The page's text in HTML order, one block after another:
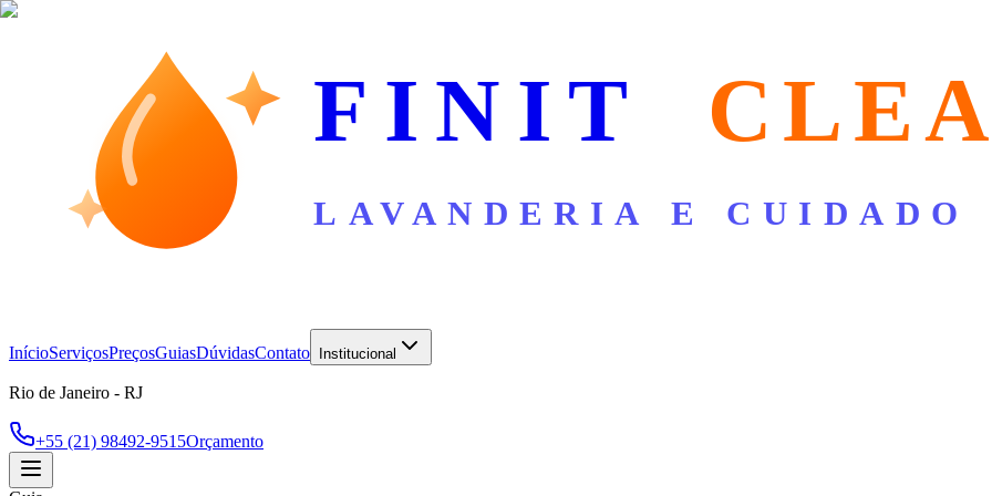
FINIT
LAVANDERIA E CUIDADO
InícioServiçosPreçosGuiasDúvidasContato Institucional
Rio de Janeiro - RJ
+55 (21) 98492-9515Orçamento